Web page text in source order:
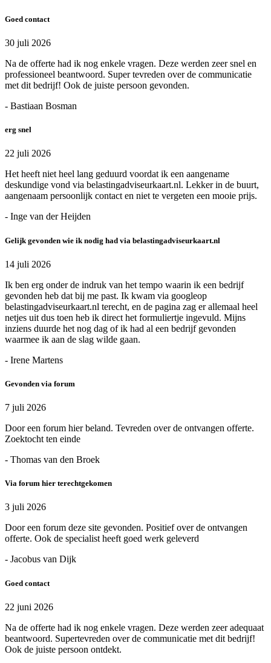
Goed contact
30 juli 2026
Na de offerte had ik nog enkele vragen. Deze werden zeer snel en
professioneel beantwoord. Super tevreden over de communicatie
met dit bedrijf! Ook de juiste persoon gevonden.
- Bastiaan Bosman
erg snel
22 juli 2026
Het heeft niet heel lang geduurd voordat ik een aangename
deskundige vond via belastingadviseurkaart.nl. Lekker in de buurt,
aangenaam persoonlijk contact en niet te vergeten een mooie prijs.
- Inge van der Heijden
Gelijk gevonden wie ik nodig had via belastingadviseurkaart.nl
14 juli 2026
Ik ben erg onder de indruk van het tempo waarin ik een bedrijf
gevonden heb dat bij me past. Ik kwam via googleop
belastingadviseurkaart.nl terecht, en de pagina zag er allemaal heel
netjes uit dus toen heb ik direct het formuliertje ingevuld. Mijns
inziens duurde het nog dag of ik had al een bedrijf gevonden
waarmee ik aan de slag wilde gaan.
- Irene Martens
Gevonden via forum
7 juli 2026
Door een forum hier beland. Tevreden over de ontvangen offerte.
Zoektocht ten einde
- Thomas van den Broek
Via forum hier terechtgekomen
3 juli 2026
Door een forum deze site gevonden. Positief over de ontvangen
offerte. Ook de specialist heeft goed werk geleverd
- Jacobus van Dijk
Goed contact
22 juni 2026
Na de offerte had ik nog enkele vragen. Deze werden zeer adequaat
beantwoord. Supertevreden over de communicatie met dit bedrijf!
Ook de juiste persoon ontdekt.